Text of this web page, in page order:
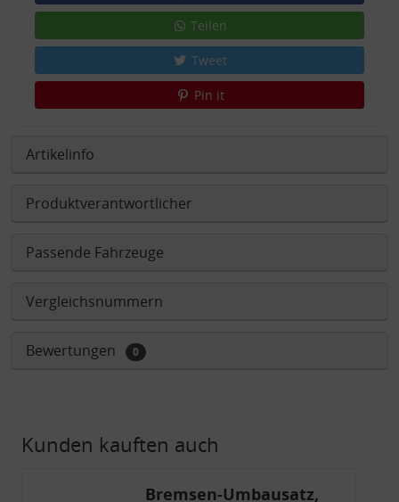
Teilen
Tweet
Pin it
Artikelinfo
Produktverantwortlicher
Passende Fahrzeuge
Vergleichsnummern
Bewertungen 0
Kunden kauften auch
Bremsen-Umbausatz,